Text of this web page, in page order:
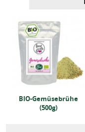
BIO-Gemüsebrühe
(500g)